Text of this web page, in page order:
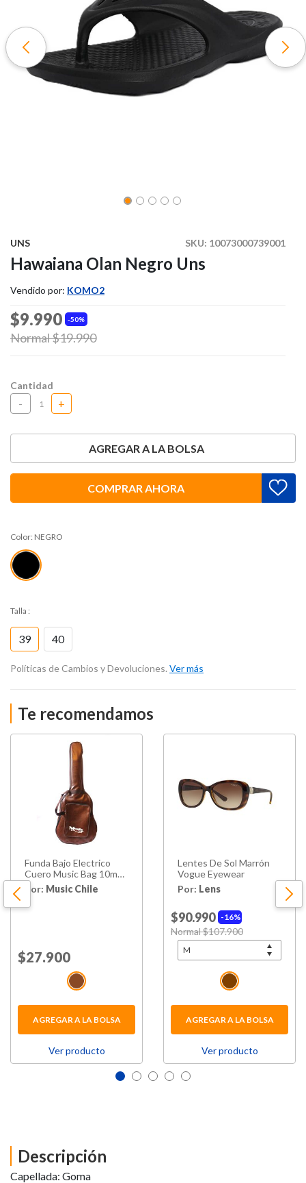
SKU: 10073000739001
UNS
Hawaiana Olan Negro Uns
Vendido por: KOMO2
50%
$9.990
Price reduced from
Normal $19.990to
Cantidad
- +
AGREGAR A LA BOLSA
COMPRAR AHORA
Color: NEGRO
Talla :
39 40
Políticas de Cambios y Devoluciones. Ver más
Te recomendamos
Funda Bajo Electrico
Cuero Music Bag 10mm
Mub-125b
Por: Music Chile
Price reduced from
$27.900
AGREGAR A LA BOLSA
Ver producto
Lentes De Sol Marrón
Vogue Eyewear
Por: Lens
16%
$90.990
Price reduced from
Normal $107.900
AGREGAR A LA BOLSA
Ver producto
Descripción
Capellada: Goma